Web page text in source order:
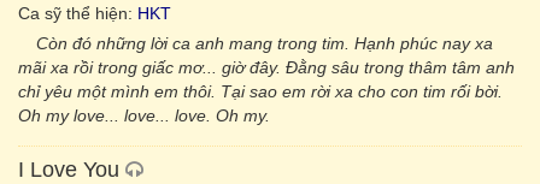
Ca sỹ thể hiện: HKT
Còn đó những lời ca anh mang trong tim. Hạnh phúc nay xa
mãi xa rồi trong giấc mơ... giờ đây. Đằng sâu trong thâm tâm anh
chỉ yêu một mình em thôi. Tại sao em rời xa cho con tim rối bời.
Oh my love... love... love. Oh my.
I Love You